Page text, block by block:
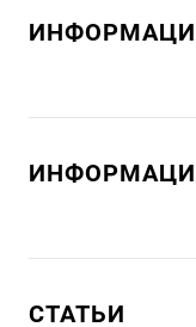
СТАТЬИ